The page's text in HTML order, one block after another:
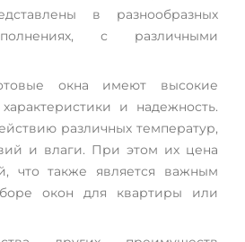
в разнообразных
с различными
окна имеют высокие
и надежность.
различных температур,
и влаги. При этом их цена
что также является важным
окон для квартиры или